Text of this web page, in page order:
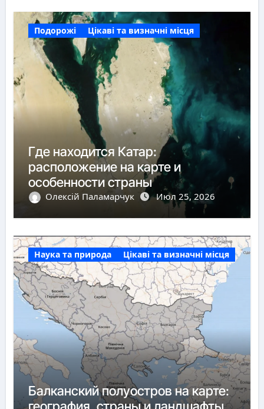
Подорожі Цікаві та визначні місця
Где находится Катар:
расположение на карте и
особенности страны
Олексій Паламарчук Июл 25, 2026
Наука та природа Цікаві та визначні місця
Балканский полуостров на карте: